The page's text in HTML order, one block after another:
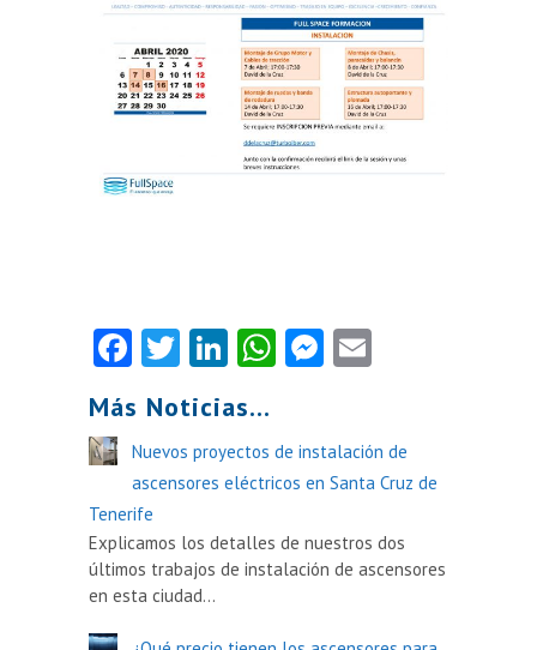
Facebook
Twitter
LinkedIn
WhatsApp
Messenger
Más Noticias...
Nuevos proyectos de instalación de
ascensores eléctricos en Santa Cruz de
Tenerife
Explicamos los detalles de nuestros dos
últimos trabajos de instalación de ascensores
en esta ciudad…